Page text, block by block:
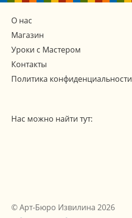
О нас
Магазин
Уроки с Мастером
Контакты
Политика конфиденциальности
Нас можно найти тут:
© Арт-Бюро Извилина 2026